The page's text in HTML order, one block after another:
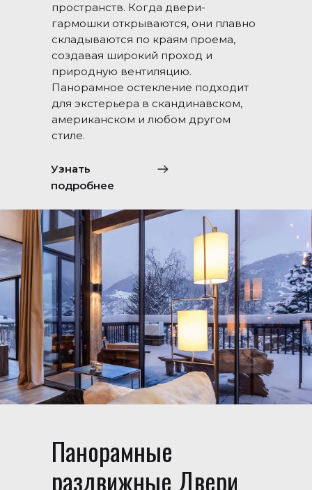
пространств. Когда двери-
гармошки открываются, они плавно
складываются по краям проема,
создавая широкий проход и
природную вентиляцию.
Панорамное остекление подходит
для экстерьера в скандинавском,
американском и любом другом
стиле.
Узнать
подробнее
Панорамные
раздвижные Двери